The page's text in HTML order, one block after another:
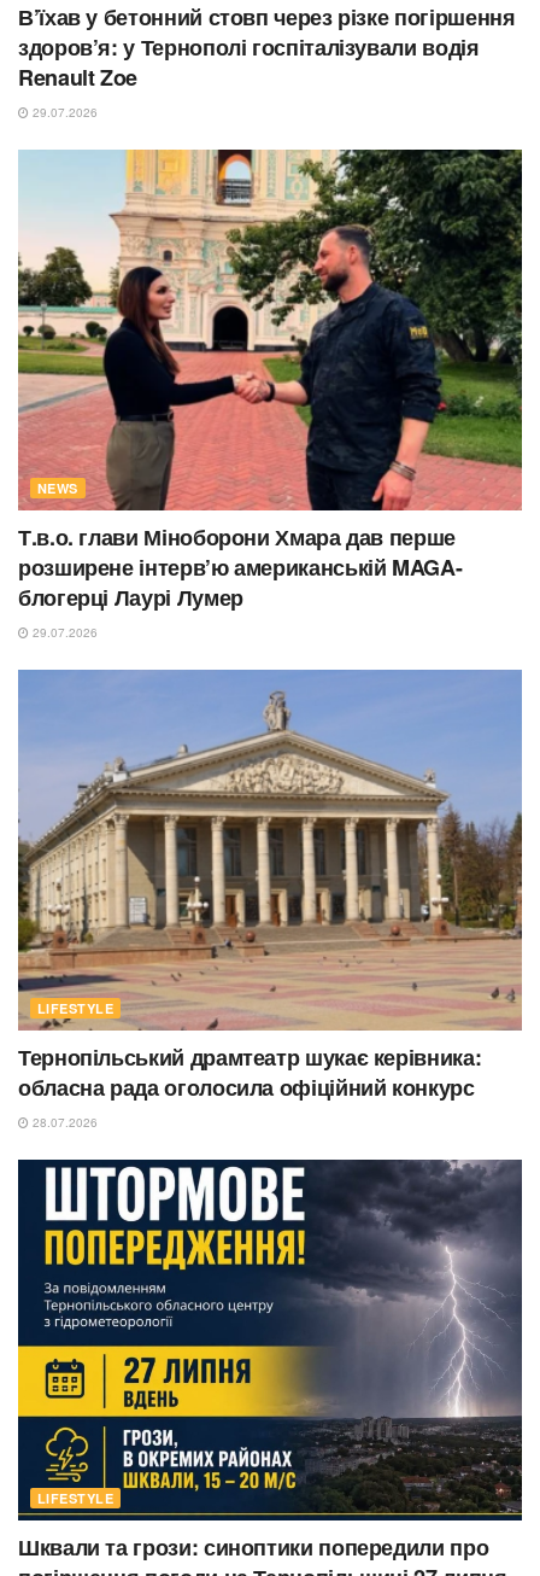
В’їхав у бетонний стовп через різке погіршення
здоров’я: у Тернополі госпіталізували водія
Renault Zoe
29.07.2026
NEWS
Т.в.о. глави Міноборони Хмара дав перше
розширене інтерв’ю американській MAGA-
блогерці Лаурі Лумер
29.07.2026
LIFESTYLE
Тернопільський драмтеатр шукає керівника:
обласна рада оголосила офіційний конкурс
28.07.2026
LIFESTYLE
Шквали та грози: синоптики попередили про